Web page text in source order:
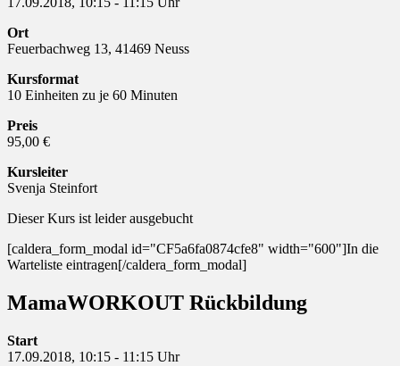
Ort
Feuerbachweg 13, 41469 Neuss
Kursformat
10 Einheiten zu je 60 Minuten
Preis
95,00 €
Kursleiter
Svenja Steinfort
Dieser Kurs ist leider ausgebucht
[caldera_form_modal id="CF5a6fa0874cfe8" width="600"]In die
Warteliste eintragen[/caldera_form_modal]
MamaWORKOUT Rückbildung
Start
17.09.2018, 10:15 - 11:15 Uhr